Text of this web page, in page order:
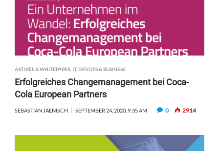
ARTIKEL & WHITEPAPER IT, DEVOPS & BUSINESS
Erfolgreiches Changemanagement bei Coca-
Cola European Partners
SEBASTIAN JAENISCH SEPTEMBER 24, 2020, 9:35 AM 0 2914